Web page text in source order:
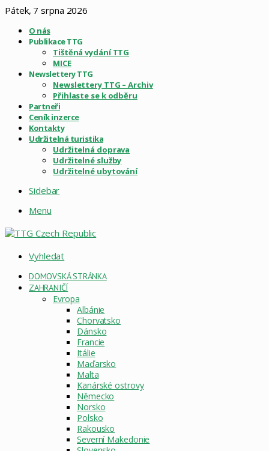
Pátek, 7 srpna 2026
O nás
Publikace TTG
Tištěná vydání TTG
MICE
Newslettery TTG
Newslettery TTG – Archiv
Přihlaste se k odběru
Partneři
Ceník inzerce
Kontakty
Udržitelná turistika
Udržitelná doprava
Udržitelné služby
Udržitelné ubytování
Sidebar
Menu
Vyhledat
DOMOVSKÁ STRÁNKA
ZAHRANIČÍ
Evropa
Albánie
Chorvatsko
Dánsko
Francie
Itálie
Maďarsko
Malta
Kanárské ostrovy
Německo
Norsko
Polsko
Rakousko
Severní Makedonie